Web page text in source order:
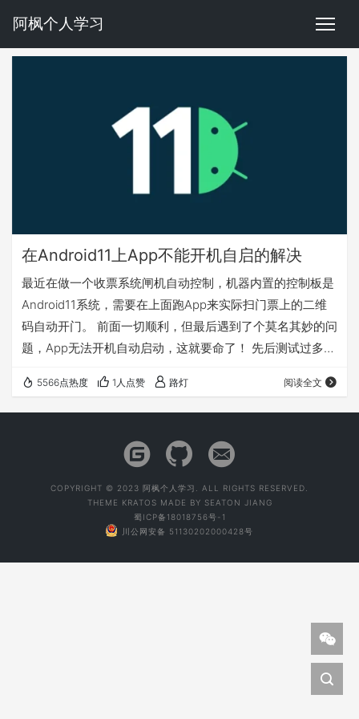
阿枫个人学习
在Android11上App不能开机自启的解决
最近在做一个收票系统闸机自动控制，机器内置的控制板是
Android11系统，需要在上面跑App来实际扫门票上的二维
码自动开门。 前面一切顺利，但最后遇到了个莫名其妙的问
题，App无法开机自动启动，这就要命了！ 先后测试过多种
Android11和以上系统不支持非系统应用的自动启动！ 找到
原因就好办了，在网上搜索个方法，能用系统悬浮窗权限来
BootReceiver : BroadcastReceiver() { ov…
5566点热度 1人点赞 路灯 阅读全文
COPYRIGHT © 2023 阿枫个人学习. ALL RIGHTS RESERVED.
THEME KRATOS MADE BY SEATON JIANG
蜀ICP备18018756号-1
川公网安备 51130202000428号